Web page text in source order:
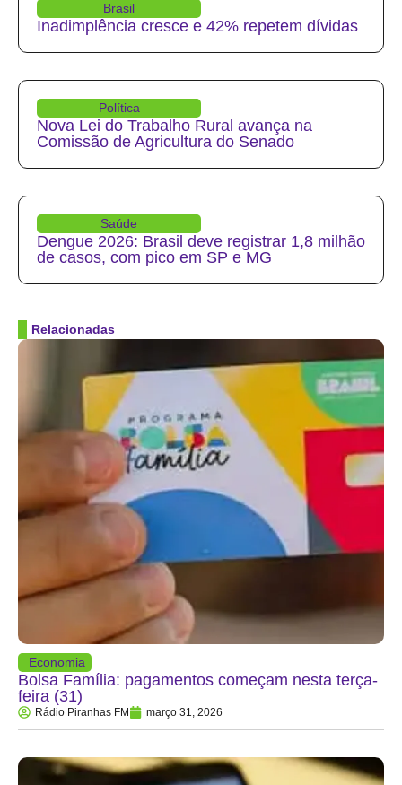
Brasil
Inadimplência cresce e 42% repetem dívidas
Política
Nova Lei do Trabalho Rural avança na
Comissão de Agricultura do Senado
Saúde
Dengue 2026: Brasil deve registrar 1,8 milhão
de casos, com pico em SP e MG
Relacionadas
Economia
Bolsa Família: pagamentos começam nesta terça-
feira (31)
Rádio Piranhas FM março 31, 2026